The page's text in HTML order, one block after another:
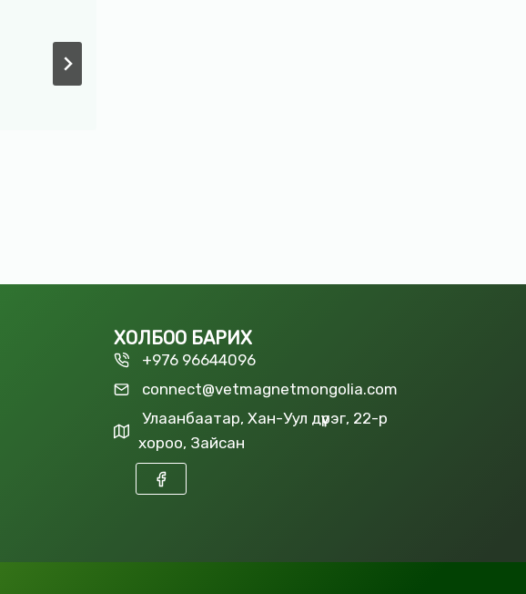
ХОЛБОО БАРИХ
+976 96644096
connect@vetmagnetmongolia.com
Улаанбаатар, Хан-Уул дүүрэг, 22-р
хороо, Зайсан